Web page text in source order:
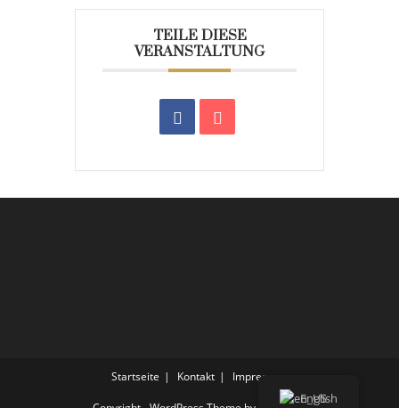
TEILE DIESE
VERANSTALTUNG
Startseite Kontakt Impressum
English